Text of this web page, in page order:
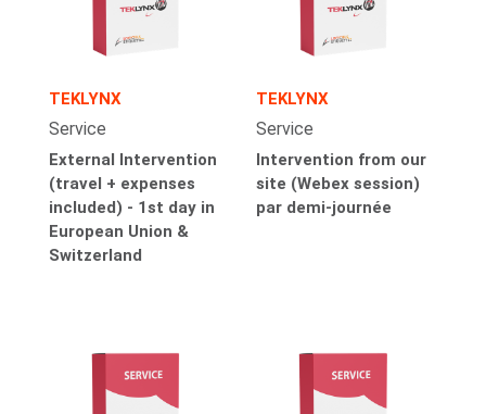
TEKLYNX
Service
External Intervention
(travel + expenses
included) - 1st day in
European Union &
Switzerland
TEKLYNX
Service
Intervention from our
site (Webex session)
par demi-journée